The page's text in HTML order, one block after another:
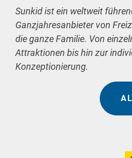
Sunkid ist ein weltweit
Ganzjahresanbieter von
die ganze Familie. Von
Attraktionen bis hin zur
Konzeptionierung.